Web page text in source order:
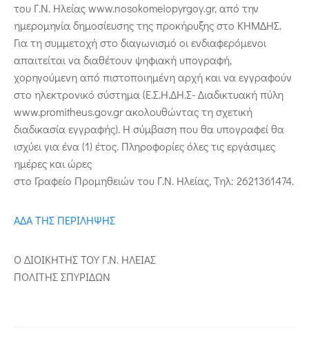
του Γ.Ν. Ηλείας www.nosokomeiopyrgoy.gr, από την
ημερομηνία δημοσίευσης της προκήρυξης στο ΚΗΜΔΗΣ.
Για τη συμμετοχή στο διαγωνισμό οι ενδιαφερόμενοι
απαιτείται να διαθέτουν ψηφιακή υπογραφή,
χορηγούμενη από πιστοποιημένη αρχή και να εγγραφούν
στο ηλεκτρονικό σύστημα (Ε.Σ.Η.ΔΗ.Σ- Διαδικτυακή πύλη
www.promitheus.gov.gr ακολουθώντας τη σχετική
διαδικασία εγγραφής). Η σύμβαση που θα υπογραφεί θα
ισχύει για ένα (1) έτος. Πληροφορίες όλες τις εργάσιμες
ημέρες και ώρες
στο Γραφείο Προμηθειών του Γ.Ν. Ηλείας, Τηλ: 2621361474.
ΑΔΑ ΤΗΣ ΠΕΡΙΛΗΨΗΣ
Ο ΔΙΟΙΚΗΤΗΣ ΤΟΥ Γ.Ν. ΗΛΕΙΑΣ
ΠΟΛΙΤΗΣ ΣΠΥΡΙΔΩΝ